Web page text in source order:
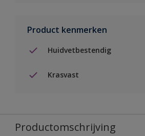
Product kenmerken
Huidvetbestendig
Krasvast
Productomschrijving